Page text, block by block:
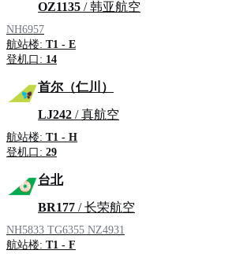
OZ1135 / 韩亚航空
NH6957
航站楼: T1 - E
登机口: 14
首尔（仁川）
LJ242 / 真航空
航站楼: T1 - H
登机口: 29
台北
BR177 / 长荣航空
NH5833 TG6355 NZ4931
航站楼: T1 - F